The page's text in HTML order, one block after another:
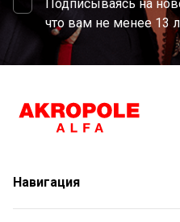
Подписываясь на
что вам не менее 13
Навигация